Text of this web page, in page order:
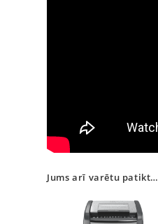
Jums arī varētu patikt…